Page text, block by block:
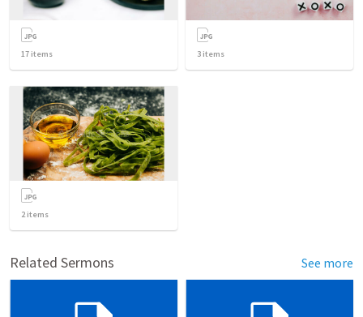
17 items 3 items
2items
Related Sermons See more